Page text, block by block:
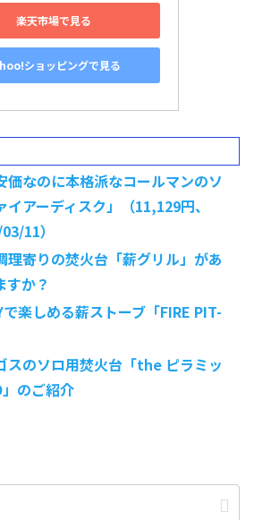
楽天市場で見る
ショッピングで見る
価なのに本格派なコールマンのソ
アーディスク」（11,129円、
11）
理寄りの焚火台「薪グリル」があ
すか？
楽しめる薪ストーブ「FIRE PIT-
スのソロ用焚火台「the ピラミッ
のご紹介